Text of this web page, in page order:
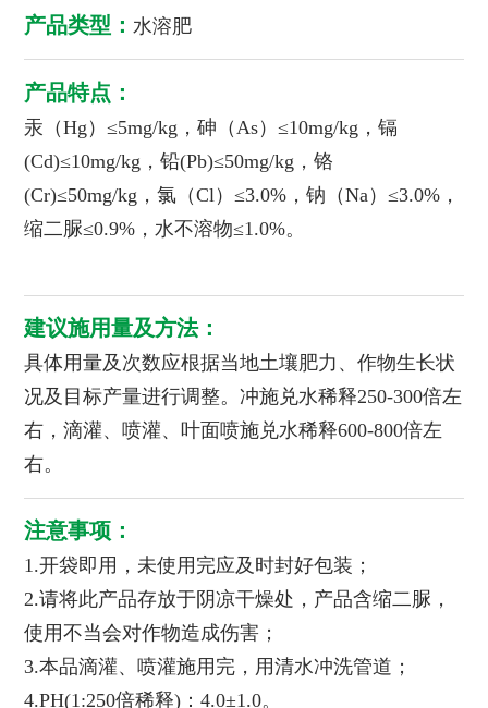
产品类型： 水溶肥
产品特点：
汞（Hg）≤5mg/kg，砷（As）≤10mg/kg，镉
(Cd)≤10mg/kg，铅(Pb)≤50mg/kg，铬
(Cr)≤50mg/kg，氯（Cl）≤3.0%，钠（Na）≤3.0%，
缩二脲≤0.9%，水不溶物≤1.0%。
建议施用量及方法：
具体用量及次数应根据当地土壤肥力、作物生长状
况及目标产量进行调整。冲施兑水稀释250-300倍左
右，滴灌、喷灌、叶面喷施兑水稀释600-800倍左
右。
注意事项：
1.开袋即用，未使用完应及时封好包装；
2.请将此产品存放于阴凉干燥处，产品含缩二脲，
使用不当会对作物造成伤害；
3.本品滴灌、喷灌施用完，用清水冲洗管道；
4.PH(1:250倍稀释)：4.0±1.0。